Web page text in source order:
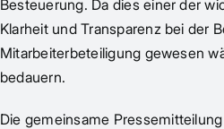
Besteuerung. Da dies einer der
Klarheit und Transparenz bei der
Mitarbeiterbeteiligung gewesen
bedauern.
Die gemeinsame